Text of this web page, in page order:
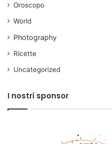
Oroscopo
World
Photography
Ricette
Uncategorized
I nostri sponsor